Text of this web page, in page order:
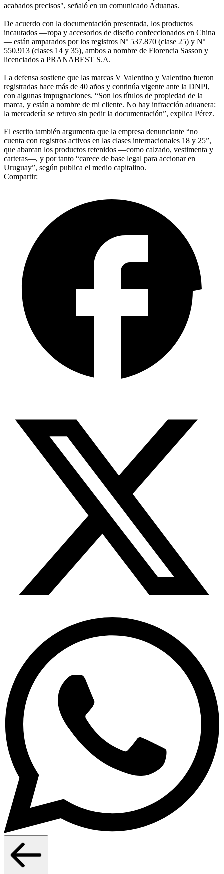
acabados precisos", señaló en un comunicado Aduanas.
De acuerdo con la documentación presentada, los productos
incautados —ropa y accesorios de diseño confeccionados en China
— están amparados por los registros Nº 537.870 (clase 25) y Nº
550.913 (clases 14 y 35), ambos a nombre de Florencia Sasson y
licenciados a PRANABEST S.A.
La defensa sostiene que las marcas V Valentino y Valentino fueron
registradas hace más de 40 años y continúa vigente ante la DNPI,
con algunas impugnaciones. “Son los títulos de propiedad de la
marca, y están a nombre de mi cliente. No hay infracción aduanera:
la mercadería se retuvo sin pedir la documentación”, explica Pérez.
El escrito también argumenta que la empresa denunciante “no
cuenta con registros activos en las clases internacionales 18 y 25”,
que abarcan los productos retenidos —como calzado, vestimenta y
carteras—, y por tanto “carece de base legal para accionar en
Uruguay”, según publica el medio capitalino.
Compartir: